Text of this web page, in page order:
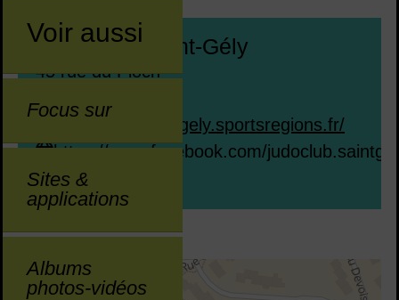
Voir aussi
Focus sur
Sites &
applications
Albums
photos-vidéos
Judo Club Saint-Gély
45 rue du Pioch
https://judosaintgely.sportsregions.fr/
https://www.facebook.com/
locale=fr_FR
43.69356,3.807307
+